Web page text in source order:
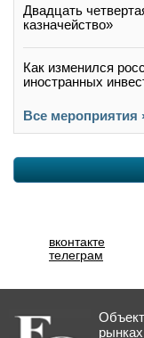
Двадцать
казначейство»
Как изменился
иностранных
Все мероприятия
вконтакте
телеграм